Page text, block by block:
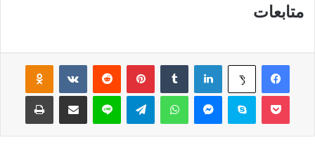
متابعات
فيسبوك ‫X لينكدإن بينتيريست
سكايب واتساب لاين